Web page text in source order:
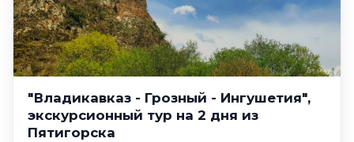
"Владикавказ - Грозный - Ингушетия",
экскурсионный тур на 2 дня из
Пятигорска